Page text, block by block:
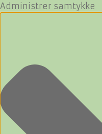
Administrer samtykke